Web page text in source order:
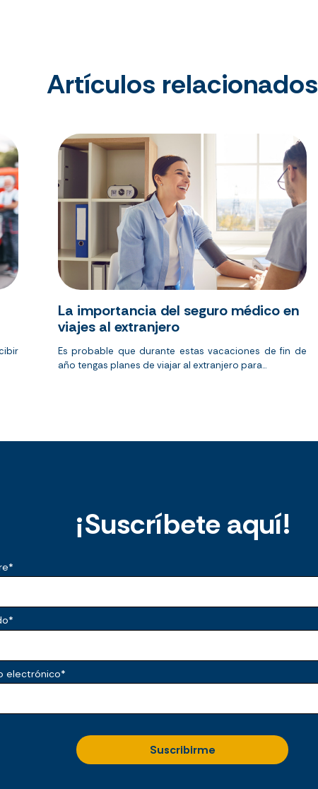
Artículos relacionados
La importancia del seguro médico en
viajes al extranjero
Es probable que durante estas vacaciones de fin de
año tengas planes de viajar al extranjero para...
¡Suscríbete aquí!
*
*
electrónico*